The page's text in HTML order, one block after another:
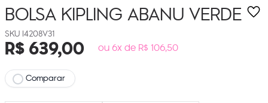
BOLSA KIPLING ABANUVERDE
I4208V31
R$639,00 ou 6x de R$ 106,50
Comparar